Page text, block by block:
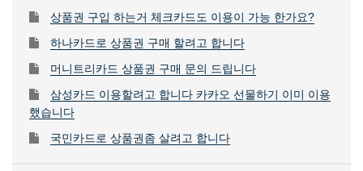
상품권 구입 하는거 체크카드도 이용이 가능 한가요?
하나카드로 상품권 구매 할려고 합니다
머니트리카드 상품권 구매 문의 드립니다
삼성카드 이용할려고 합니다 카카오 선물하기 이미 이용
했습니다
국민카드로 상품권좀 살려고 합니다